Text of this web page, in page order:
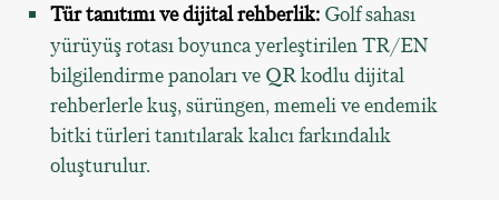
Tür tanıtımı ve dijital rehberlik: Golf sahası
yürüyüş rotası boyunca yerleştirilen TR/EN
bilgilendirme panoları ve QR kodlu dijital
rehberlerle kuş, sürüngen, memeli ve endemik
bitki türleri tanıtılarak kalıcı farkındalık
oluşturulur.